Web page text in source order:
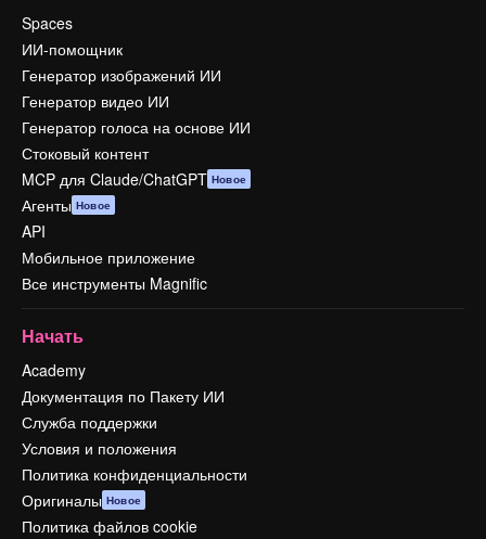
Spaces
ИИ-помощник
Генератор изображений ИИ
Генератор видео ИИ
Генератор голоса на основе ИИ
Стоковый контент
MCP для Claude/ChatGPT Новое
Агенты Новое
API
Мобильное приложение
Все инструменты Magnific
Начать
Academy
Документация по Пакету ИИ
Служба поддержки
Условия и положения
Политика конфиденциальности
Оригиналы Новое
Политика файлов cookie